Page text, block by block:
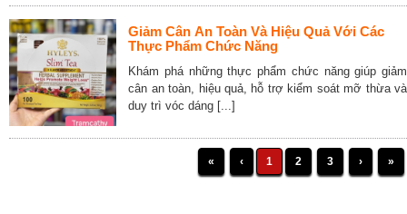
Giảm Cân An Toàn Và Hiệu Quả Với Các
Thực Phẩm Chức Năng
Khám phá những thực phẩm chức năng giúp giảm
cân an toàn, hiệu quả, hỗ trợ kiểm soát mỡ thừa và
duy trì vóc dáng [...]
« ‹ 1 2 3 › »